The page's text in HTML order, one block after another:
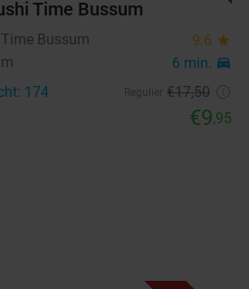
Time Bussum
Bussum 9.6 star
6 min. directions_car
174 €17,50
€9,95